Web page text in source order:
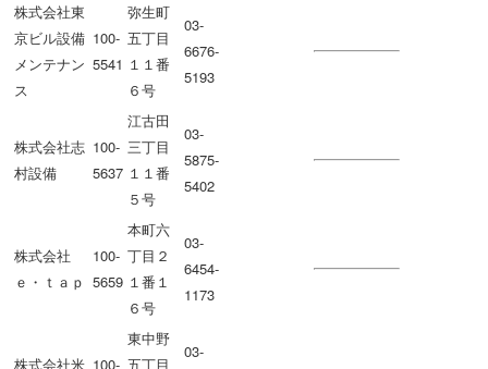
株式会社東
京ビル設備
メンテナン
ス
100-
5541
弥生町
五丁目
１１番
６号
03-
6676-
5193
株式会社志
村設備
100-
5637
江古田
三丁目
１１番
５号
03-
5875-
5402
株式会社
ｅ・ｔａｐ
100-
5659
本町六
丁目２
１番１
６号
03-
6454-
1173
株式会社米 100-
東中野
五丁目
03-